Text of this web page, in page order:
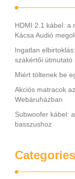
HDMI 2.1 kábel: a
Kácsa Audió
Ingatlan
szakértői útmutató
Miért töltenek be
Akciós matracok
Webáruházban
Subwoofer kábel:
basszushoz
Categories